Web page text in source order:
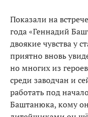
Показали на
года «Геннадий
двоякие чувства у
приятно вновь
но многих из
среди заводчан и
работать под
Баштанюка, кому